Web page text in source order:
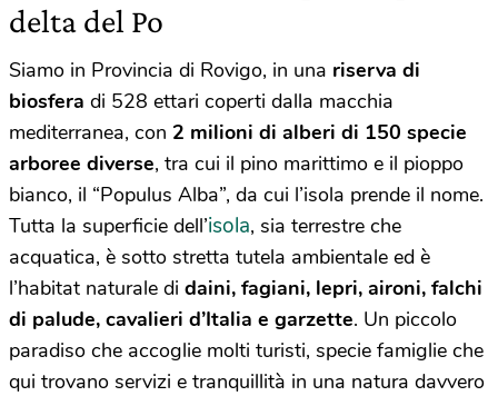
delta del Po
Siamo in Provincia di Rovigo, in una riserva di
biosfera di 528 ettari coperti dalla macchia
mediterranea, con 2 milioni di alberi di 150 specie
arboree diverse, tra cui il pino marittimo e il pioppo
bianco, il “Populus Alba”, da cui l’isola prende il nome.
Tutta la superficie dell’isola, sia terrestre che
acquatica, è sotto stretta tutela ambientale ed è
l’habitat naturale di daini, fagiani, lepri, aironi, falchi
di palude, cavalieri d’Italia e garzette. Un piccolo
paradiso che accoglie molti turisti, specie famiglie che
qui trovano servizi e tranquillità in una natura davvero